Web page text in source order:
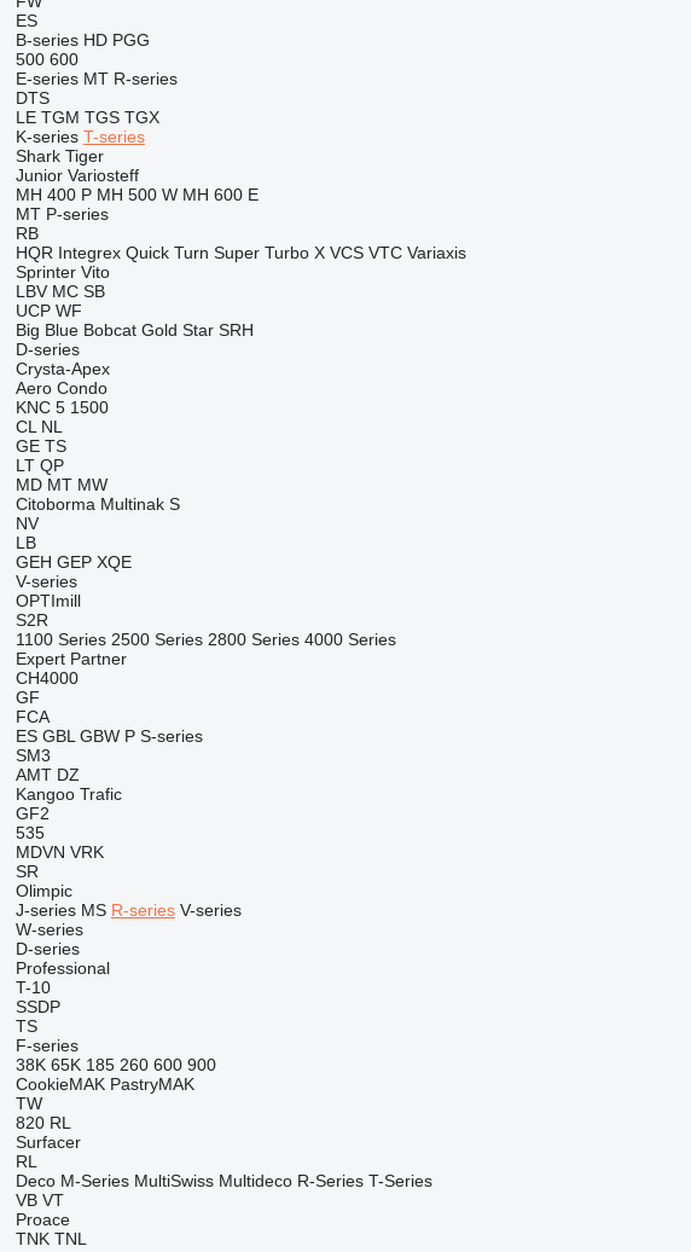
ES
B-series HD PGG
500 600
E-series MT R-series
DTS
LE TGM TGS TGX
K-series T-series
Shark Tiger
Junior Variosteff
MH 400 P MH 500 W MH 600 E
MT P-series
RB
HQR Integrex Quick Turn Super Turbo X VCS VTC Variaxis
Sprinter Vito
LBV MC SB
UCP WF
Big Blue Bobcat Gold Star SRH
D-series
Crysta-Apex
Aero Condo
KNC 5 1500
CL NL
GE TS
LT QP
MD MT MW
Citoborma Multinak S
NV
LB
GEH GEP XQE
V-series
OPTImill
S2R
1100 Series 2500 Series 2800 Series 4000 Series
Expert Partner
CH4000
GF
FCA
ES GBL GBW P S-series
SM3
AMT DZ
Kangoo Trafic
GF2
535
MDVN VRK
SR
Olimpic
J-series MS R-series V-series
W-series
D-series
Professional
T-10
SSDP
TS
F-series
38K 65K 185 260 600 900
CookieMAK PastryMAK
TW
820 RL
Surfacer
RL
Deco M-Series MultiSwiss Multideco R-Series T-Series
VB VT
Proace
TNK TNL